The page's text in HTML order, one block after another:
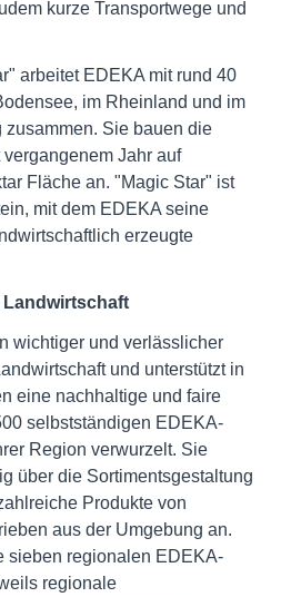
kurze Transportwege und
arbeitet EDEKA mit rund 40
im Rheinland und im
Sie bauen die
Jahr auf
Fläche an. "Magic Star" ist
mit dem EDEKA seine
erzeugte
Landwirtschaft
wichtiger und verlässlicher
und unterstützt in
eine nachhaltige und faire
selbstständigen EDEKA-
Region verwurzelt. Sie
über die Sortimentsgestaltung
Produkte von
aus der Umgebung an.
sieben regionalen EDEKA-
regionale